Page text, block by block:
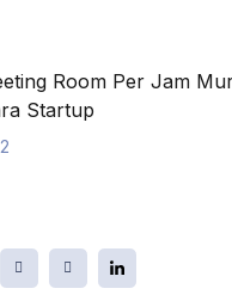
Room Per Jam
Startup